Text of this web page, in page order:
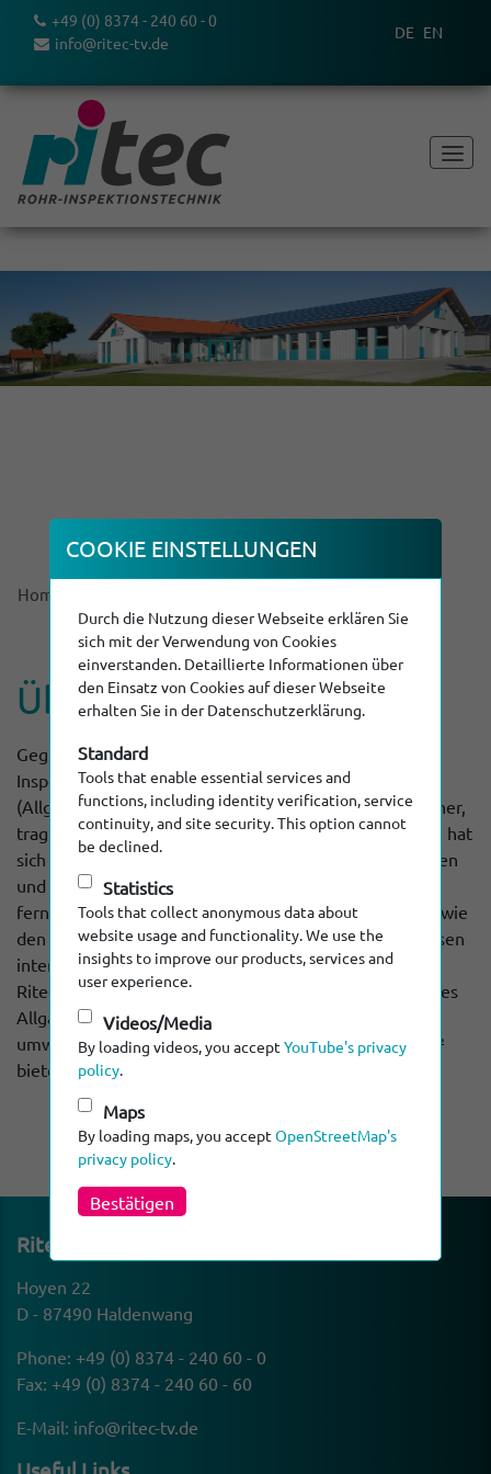
+49 (0) 8374 - 240 60 - 0
info@ritec-tv.de
DE EN
Home
Über Ritec
Gegründet im Jahr 1992, steht die Ritec Rohr-
Inspektionstechnik GmbH in Haldenwang bei Kempten
(Allgäu) heute an der Spitze der Hersteller ganzheitlicher,
tragbarer Kanalinspektionssysteme. Das Unternehmen hat
sich durch die Entwicklung und Herstellung von robusten
und hochwertigen Farb-TV-Kamerasystemen für die
ferngesteuerte Rohr-, Kanal- und Schachtinspektion sowie
den regelmäßigen Auftritten auf weltweiten Fachmessen
international einen Namen gemacht. Seit 2006 hat die
Ritec ihren Firmensitz im ersten Gewerbepassivhaus des
Allgäus im Haldenwanger Gewerbegebiet Hoyen. Die
umweltfreundliche und moderne Fertigung auf 800 m²
bietet reichlich Platz für Mensch und Maschine.
Ritec Rohr-Inspek­tion­stechnik GmbH
Hoyen 22
D - 87490 Haldenwang
Phone: +49 (0) 8374 - 240 60 - 0
Fax: +49 (0) 8374 - 240 60 - 60
E-Mail: info@ritec-tv.de
COOKIE EINSTEL­LUNGEN
Durch die Nutzung dieser Webseite erklären Sie
sich mit der Verwendung von Cookies
einverstanden. Detaillierte Informationen über
den Einsatz von Cookies auf dieser Webseite
erhalten Sie in der Datenschutzerklärung.
Standard
Tools that enable essential services and
functions, including identity verification, service
continuity, and site security. This option cannot
be declined.
Statistics
Tools that collect anonymous data about
website usage and functionality. We use the
insights to improve our products, services and
user experience.
Videos/Media
By loading videos, you accept YouTube's privacy
policy.
Maps
By loading maps, you accept OpenStreetMap's
privacy policy.
Bestätigen